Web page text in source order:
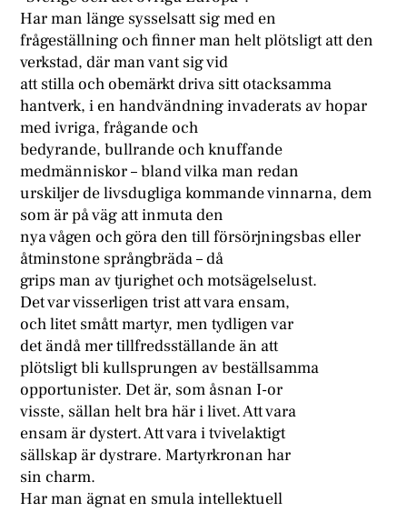
Har man länge sysselsatt sig med en
frågeställning och finner man helt plötsligt att den
verkstad, där man vant sig vid
att stilla och obemärkt driva sitt otacksamma
hantverk, i en handvändning invaderats av hopar
med ivriga, frågande och
bedyrande, bullrande och knuffande
medmänniskor – bland vilka man redan
urskiljer de livsdugliga kommande vinnarna, dem
som är på väg att inmuta den
nya vågen och göra den till försörjningsbas eller
åtminstone språngbräda – då
grips man av tjurighet och motsägelselust.
Det var visserligen trist att vara ensam,
och litet smått martyr, men tydligen var
det ändå mer tillfredsställande än att
plötsligt bli kullsprungen av beställsamma
opportunister. Det är, som åsnan I-or
visste, sällan helt bra här i livet. Att vara
ensam är dystert. Att vara i tvivelaktigt
sällskap är dystrare. Martyrkronan har
sin charm.
Har man ägnat en smula intellektuell